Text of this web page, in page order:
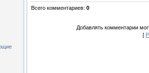
Всего комментариев: 0
Добавлять комментарии
[